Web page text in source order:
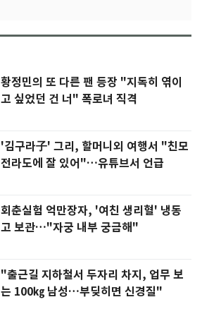
황정민의 또 다른 팬 등장 "지독히 엮이
고 싶었던 건 너" 폭로녀 직격
'김구라子' 그리, 할머니외 여행서 "친모
전라도에 잘 있어"…유튜브서 언급
회춘실험 억만장자, '여친 생리혈' 냉동
고 보관…"자궁 내부 궁금해"
"출근길 지하철서 두자리 차지, 업무 보
는 100㎏ 남성…부딪히면 신경질"